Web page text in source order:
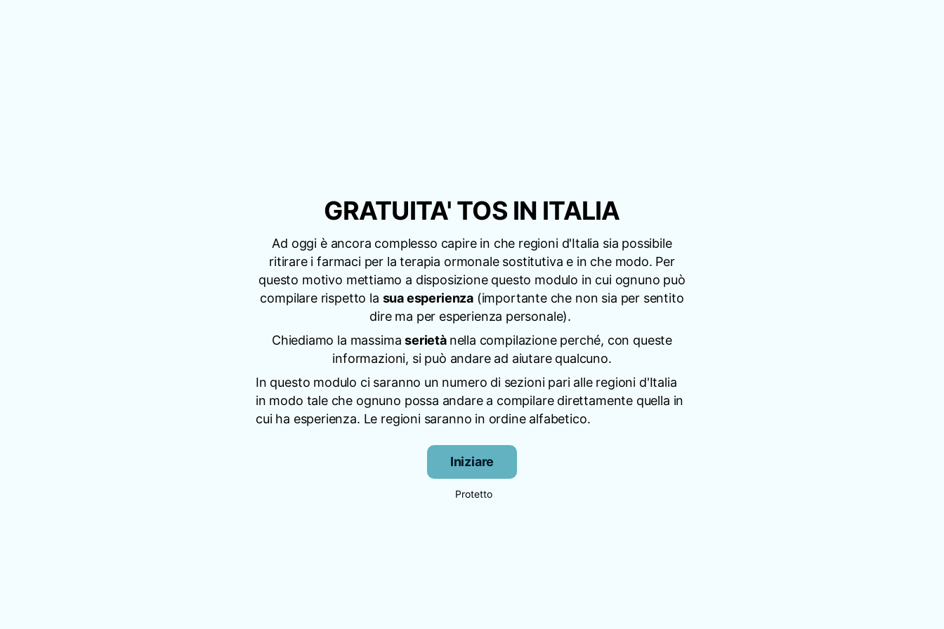
GRATUITA' TOS IN ITALIA
Ad oggi è ancora complesso capire in che regioni d'Italia sia possibile
ritirare i farmaci per la terapia ormonale sostitutiva e in che modo. Per
questo motivo mettiamo a disposizione questo modulo in cui ognuno può
compilare rispetto la sua esperienza (importante che non sia per sentito
dire ma per esperienza personale).
Chiediamo la massimaserietà nella compilazione perché, con queste
informazioni, si può andare ad aiutare qualcuno.
In questo modulo ci saranno un numero di sezioni pari alle regioni d'Italia
in modo tale che ognuno possa andare a compilare direttamente quella in
cui ha esperienza. Le regioni saranno in ordine alfabetico.
Iniziare
Protetto